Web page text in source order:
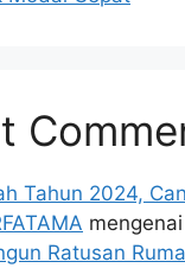
Tahun 2024,
mengenai
Ratusan